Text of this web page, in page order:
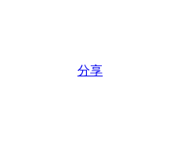
分享